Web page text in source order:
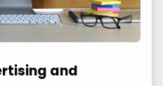
and